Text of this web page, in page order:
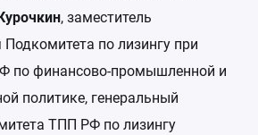
, заместитель
Подкомитета по лизингу при
по финансово-промышленной и
политике, генеральный
ТПП РФ по лизингу